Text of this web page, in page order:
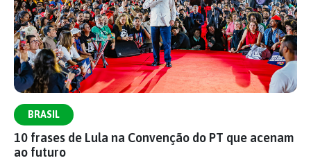
BRASIL
10 frases de Lula na Convenção do PT que acenam
ao futuro